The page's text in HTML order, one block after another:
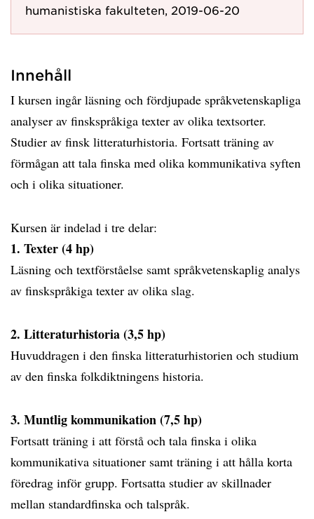
humanistiska fakulteten, 2019-06-20
Innehåll
I kursen ingår läsning och fördjupade språkvetenskapliga
analyser av finskspråkiga texter av olika textsorter.
Studier av finsk litteraturhistoria. Fortsatt träning av
förmågan att tala finska med olika kommunikativa syften
och i olika situationer.
Kursen är indelad i tre delar:
1. Texter (4 hp)
Läsning och textförståelse samt språkvetenskaplig analys
av finskspråkiga texter av olika slag.
2. Litteraturhistoria (3,5 hp)
Huvuddragen i den finska litteraturhistorien och studium
av den finska folkdiktningens historia.
3. Muntlig kommunikation (7,5 hp)
Fortsatt träning i att förstå och tala finska i olika
kommunikativa situationer samt träning i att hålla korta
föredrag inför grupp. Fortsatta studier av skillnader
mellan standardfinska och talspråk.